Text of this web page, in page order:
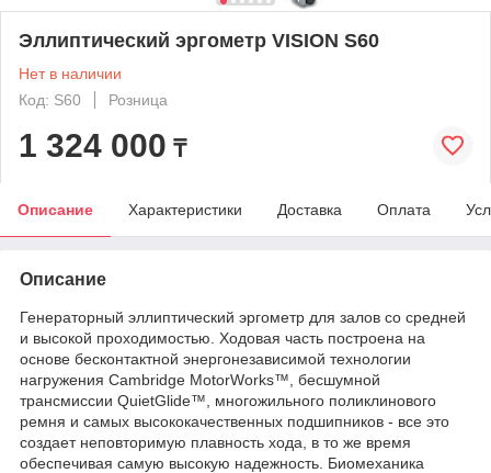
Эллиптический эргометр VISION S60
Нет в наличии
Код: S60
Розница
1 324 000 ₸
Описание Характеристики Доставка Оплата
Описание
Генераторный эллиптический эргометр для залов со средней
и высокой проходимостью. Ходовая часть построена на
основе бесконтактной энергонезависимой технологии
нагружения Cambridge MotorWorks™, бесшумной
трансмиссии QuietGlide™, многожильного поликлинового
ремня и самых высококачественных подшипников - все это
создает неповторимую плавность хода, в то же время
обеспечивая самую высокую надежность. Биомеханика